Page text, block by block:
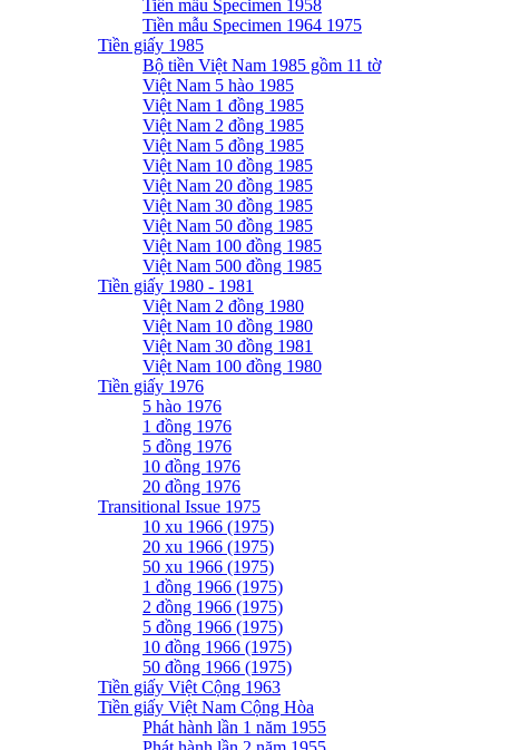
Tiền mẫu Specimen 1958
Tiền mẫu Specimen 1964 1975
Tiền giấy 1985
Bộ tiền Việt Nam 1985 gồm 11 tờ
Việt Nam 5 hào 1985
Việt Nam 1 đồng 1985
Việt Nam 2 đồng 1985
Việt Nam 5 đồng 1985
Việt Nam 10 đồng 1985
Việt Nam 20 đồng 1985
Việt Nam 30 đồng 1985
Việt Nam 50 đồng 1985
Việt Nam 100 đồng 1985
Việt Nam 500 đồng 1985
Tiền giấy 1980 - 1981
Việt Nam 2 đồng 1980
Việt Nam 10 đồng 1980
Việt Nam 30 đồng 1981
Việt Nam 100 đồng 1980
Tiền giấy 1976
5 hào 1976
1 đồng 1976
5 đồng 1976
10 đồng 1976
20 đồng 1976
Transitional Issue 1975
10 xu 1966 (1975)
20 xu 1966 (1975)
50 xu 1966 (1975)
1 đồng 1966 (1975)
2 đồng 1966 (1975)
5 đồng 1966 (1975)
10 đồng 1966 (1975)
50 đồng 1966 (1975)
Tiền giấy Việt Cộng 1963
Tiền giấy Việt Nam Cộng Hòa
Phát hành lần 1 năm 1955